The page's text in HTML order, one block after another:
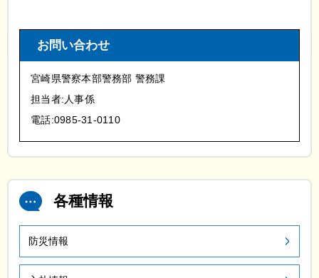
お問い合わせ
宮崎県警察本部警務部 警務課
担当者:人事係
電話:0985-31-0110
各種情報
防災情報